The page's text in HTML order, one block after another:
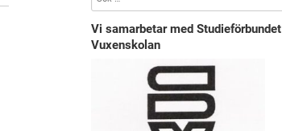
Vi samarbetar med Studieförbundet
Vuxenskolan